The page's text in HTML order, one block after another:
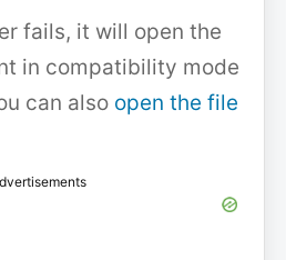
fails, it will open the
in compatibility mode
can also open the file